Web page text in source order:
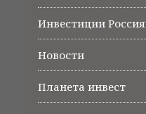
Инвестиции Россия
Новости
Планета инвест